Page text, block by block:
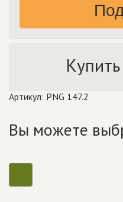
Артикул: PNG 147.2
Вы можете